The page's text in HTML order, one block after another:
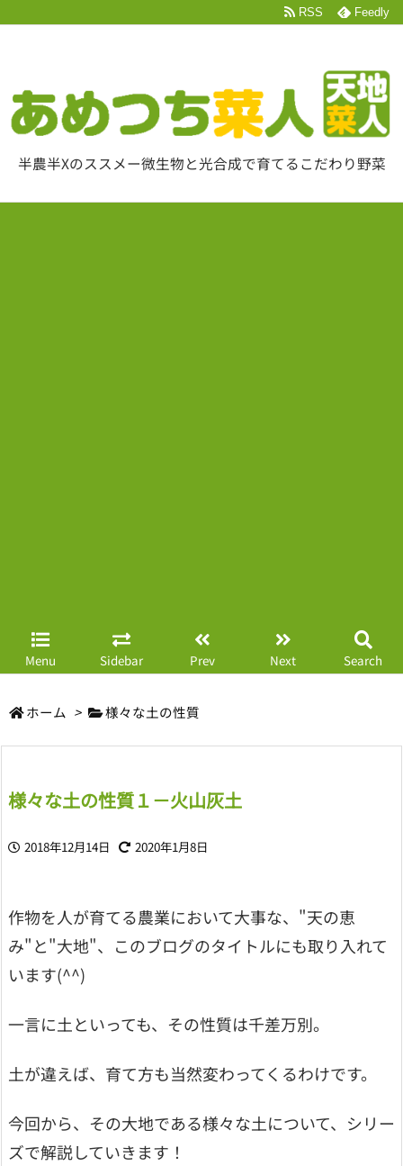
半農半Xのススメー微生物と光合成で育てるこだわり野菜
Menu Sidebar Prev Next Search
RSS Feedly
ホーム > 様々な土の性質
様々な土の性質１－火山灰土
2018年12月14日 2020年1月8日
作物を人が育てる農業において大事な、"天の恵
み"と"大地"、このブログのタイトルにも取り入れて
います(^^)
一言に土といっても、その性質は千差万別。
土が違えば、育て方も当然変わってくるわけです。
今回から、その大地である様々な土について、シリー
ズで解説していきます！